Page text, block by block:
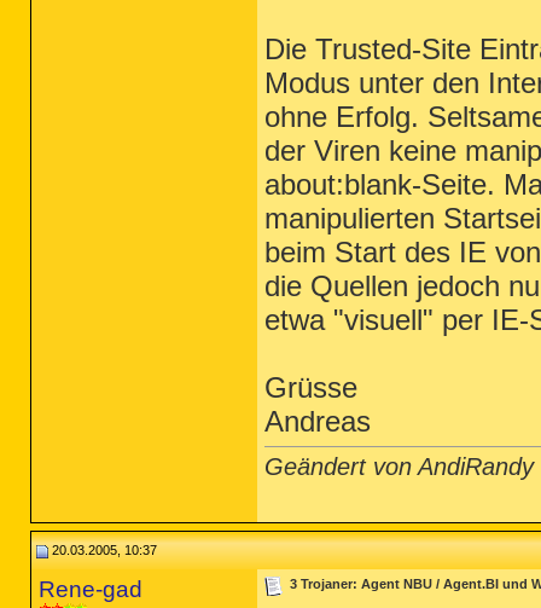
Die Trusted-Site
Modus unter den
ohne Erfolg.
der Viren keine
about:blank-Seite.
manipulierten
beim Start des IE
die Quellen jedoch
etwa "visuell" per IE-
Grüsse
Andreas
Geändert von
20.03.2005, 10:37
Rene-gad 3 Trojaner: Agent NBU / Agent.BI und